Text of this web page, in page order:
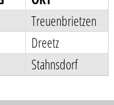
Treuenbrietzen
Dreetz
Stahnsdorf